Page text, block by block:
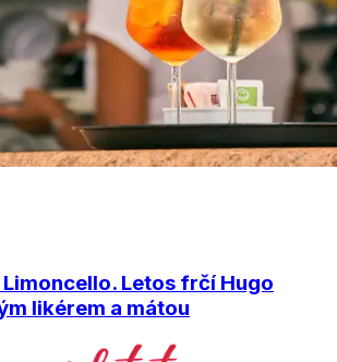
Letos frčí Hugo
likérem a mátou